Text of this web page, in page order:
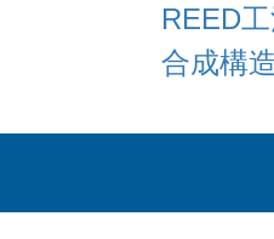
REED
合成構